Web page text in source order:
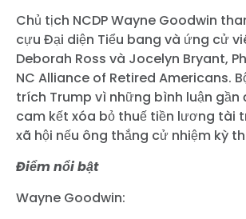
Chủ tịch NCDP Wayne Goodwin
cựu Đại diện Tiểu bang và ứng cử
Deborah Ross và Jocelyn Bryant,
NC Alliance of Retired Americans.
trích Trump vì những bình luận gần
cam kết xóa bỏ thuế tiền lương tài
xã hội nếu ông thắng cử nhiệm kỳ
Điểm nổi bật
Wayne Goodwin: